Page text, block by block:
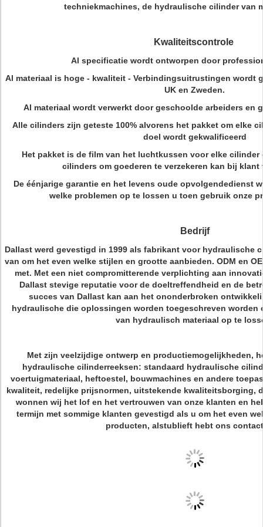
techniekmachines, de hydraulische cilinder van
Kwaliteitscontrole
Al specificatie wordt ontworpen door
Al materiaal is hoge - kwaliteit - Verbindingsuitrustingen wordt
UK en Zweden.
Al materiaal wordt verwerkt door geschoolde arbeiders en
Alle cilinders zijn geteste 100% alvorens het pakket om elke
doel wordt gekwalificeerd
Het pakket is de film van het luchtkussen voor elke cilinder
cilinders om goederen te verzekeren kan bij klant
De éénjarige garantie en het levens oude opvolgendedienst
welke problemen op te lossen u toen gebruik onze
Bedrijf
Dallast werd gevestigd in 1999 als fabrikant voor hydraulische
van om het even welke stijlen en grootte aanbieden. ODM en
met. Met een niet compromitterende verplichting aan
Dallast stevige reputatie voor de doeltreffendheid en de
succes van Dallast kan aan het ononderbroken
hydraulische die oplossingen worden toegeschreven worden
van hydraulisch materiaal op te
Met zijn veelzijdige ontwerp en productiemogelijkheden,
hydraulische cilinderreeksen: standaard hydraulische
voertuigmateriaal, heftoestel, bouwmachines en andere
kwaliteit, redelijke prijsnormen, uitstekende kwaliteitsborging,
wonnen wij het lof en het vertrouwen van onze klanten en
termijn met sommige klanten gevestigd als u om het even
producten, alstublieft hebt ons